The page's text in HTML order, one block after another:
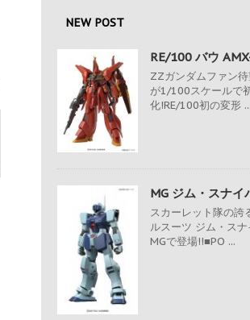
NEW POST
RE/100 バウ
ZZガンダムファン待
が1/100スケールで
化!RE/100初の変形 ...
MG ジム・スナ
スカーレット隊の誇
ルスーツ ジム・ス
MGで登場!!■PO ...